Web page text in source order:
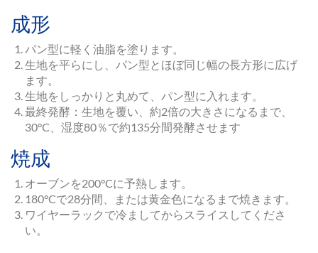
成形
パン型に軽く油脂を塗ります。
生地を平らにし、パン型とほぼ同じ幅の長方形に広げ
ます。
生地をしっかりと丸めて、パン型に入れます。
最終発酵：生地を覆い、約2倍の大きさになるまで、
30°C、湿度80％で約135分間発酵させます
焼成
オーブンを200°Cに予熱します。
180°Cで28分間、または黄金色になるまで焼きます。
ワイヤーラックで冷ましてからスライスしてくださ
い。